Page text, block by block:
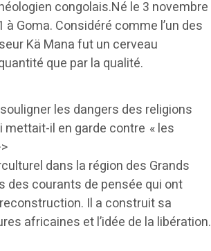
congolais.Né le 3 novembre
Goma. Considéré comme l’un des
Kä Mana fut un cerveau
que par la qualité.
les dangers des religions
mettait-il en garde contre « les
dans la région des Grands
des courants de pensée qui ont
Il a construit sa
africaines et l’idée de la libération.